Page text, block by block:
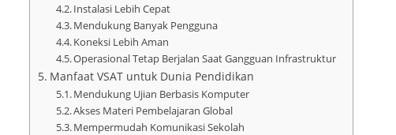
Instalasi Lebih Cepat
Mendukung Banyak Pengguna
Koneksi Lebih Aman
Operasional Tetap Berjalan Saat Gangguan Infrastruktur
Manfaat VSAT untuk Dunia Pendidikan
Mendukung Ujian Berbasis Komputer
Akses Materi Pembelajaran Global
Mempermudah Komunikasi Sekolah